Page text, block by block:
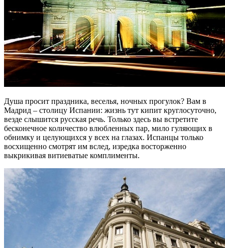
Душа просит праздника, веселья, ночных прогулок? Вам в
Мадрид – столицу Испании: жизнь тут кипит круглосуточно,
везде слышится русская речь. Только здесь вы встретите
бесконечное количество влюбленных пар, мило гуляющих в
обнимку и целующихся у всех на глазах. Испанцы только
восхищенно смотрят им вслед, изредка восторженно
выкрикивая витиеватые комплименты.